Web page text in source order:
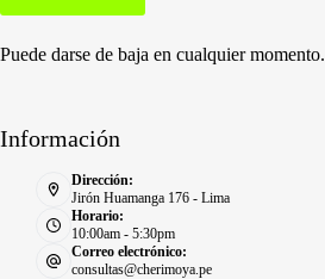
Puede darse de baja en cualquier momento.
Información
Dirección:
Jirón Huamanga 176 - Lima
Horario:
10:00am - 5:30pm
Correo electrónico:
consultas@cherimoya.pe